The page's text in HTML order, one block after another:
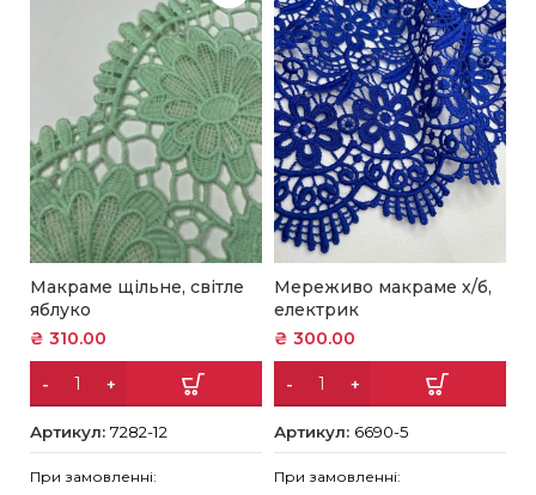
Макраме щільне, світле
яблуко
₴ 310.00
Артикул:7282-12
При замовленні:
Мереживо макраме х/б,
електрик
₴ 300.00
Артикул: 6690-5
При замовленні: